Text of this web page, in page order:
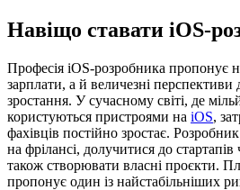
Навіщо ставати iOS-
Професія iOS-розробника пропонує
зарплати, а й величезні перспективи
зростання. У сучасному світі, де
користуються пристроями на iOS,
фахівців постійно зростає.
на фрілансі, долучитися до
також створювати власні проєкти.
пропонує один із найстабільніших